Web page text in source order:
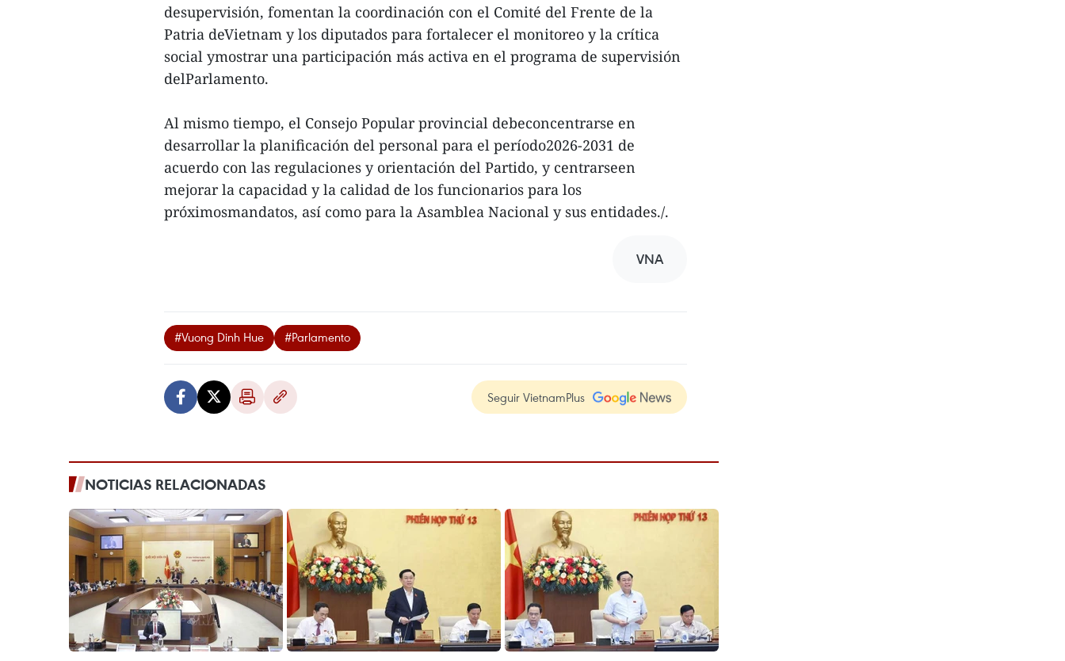
desupervisión, fomentan la coordinación con el Comité del Frente de la
Patria deVietnam y los diputados para fortalecer el monitoreo y la crítica
social ymostrar una participación más activa en el programa de supervisión
delParlamento.
Al mismo tiempo, el Consejo Popular provincial debeconcentrarse en
desarrollar la planificación del personal para el período2026-2031 de
acuerdo con las regulaciones y orientación del Partido, y centrarseen
mejorar la capacidad y la calidad de los funcionarios para los
próximosmandatos, así como para la Asamblea Nacional y sus entidades./.
VNA
#Vuong Dinh Hue #Parlamento
Seguir VietnamPlus
NOTICIAS RELACIONADAS